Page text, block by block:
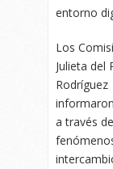
entorno
Los
Julieta del
a través